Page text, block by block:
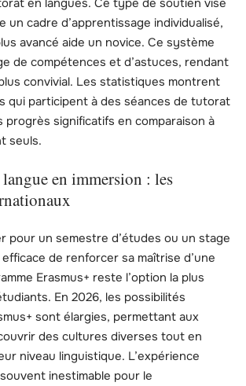
un cadre d’apprentissage individualisé,
avancé aide un novice. Ce système
de compétences et d’astuces, rendant
convivial. Les statistiques montrent
qui participent à des séances de tutorat
significatifs en comparaison à
seuls.
en immersion : les
pour un semestre d’études ou un stage
de renforcer sa maîtrise d’une
Erasmus+ reste l’option la plus
En 2026, les possibilités
sont élargies, permettant aux
des cultures diverses tout en
niveau linguistique. L’expérience
inestimable pour le